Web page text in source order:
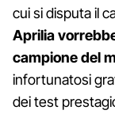
cui si disputa il
Aprilia
campione del
infortunatosi
dei test